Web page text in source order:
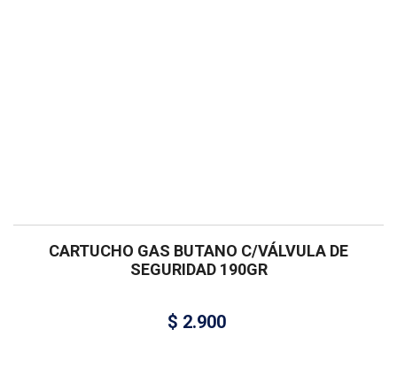
CARTUCHO GAS BUTANO C/VÁLVULA DE
SEGURIDAD 190GR
$ 2.900